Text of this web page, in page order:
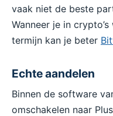
vaak niet de beste
Wanneer je in
termijn kan je beter
Echte aandelen
Binnen de software
omschakelen naar